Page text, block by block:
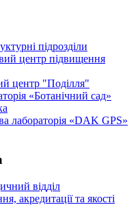
підрозділи
центр підвищення
центр "Поділля"
«Ботанічний сад»
лабораторія «DAK GPS»
відділ
акредитації та якості